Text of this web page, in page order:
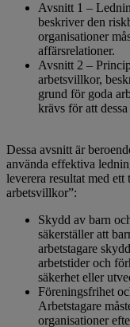
Avsnitt 1 –
beskriver den
organisationer
affärsrelationer.
Avsnitt 2 –
arbetsvillkor,
grund för goda
krävs för att
Dessa avsnitt är
använda effektiva
leverera resultat med
arbetsvillkor”:
Skydd av barn
säkerställer att
arbetstagare
arbetstider och
säkerhet eller
Föreningsfrihet
Arbetstagare
organisationer